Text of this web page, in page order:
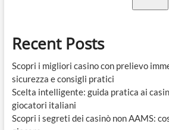
Recent Posts
Scopri i migliori casino con prelievo
sicurezza e consigli pratici
Scelta intelligente: guida pratica ai
giocatori italiani
Scopri i segreti dei casinò non AAMS: